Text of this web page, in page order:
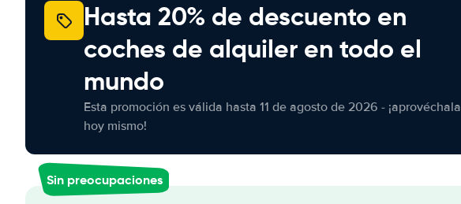
Hasta 20% de descuento en
coches de alquiler en todo el
mundo
Esta promoción es válida hasta 11 de agosto de 2026 - ¡aprovéchala
hoy mismo!
Sin preocupaciones